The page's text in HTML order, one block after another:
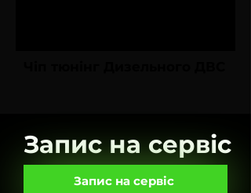
Запис на сервіс
Запис на сервіс